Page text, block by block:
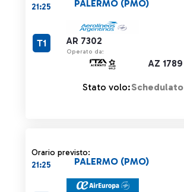
21:25
AR 7302
Operato da:
AZ 1789
PALERMO (PMO)
T1
Stato volo:Schedulato
Orario previsto:
21:25
PALERMO (PMO)